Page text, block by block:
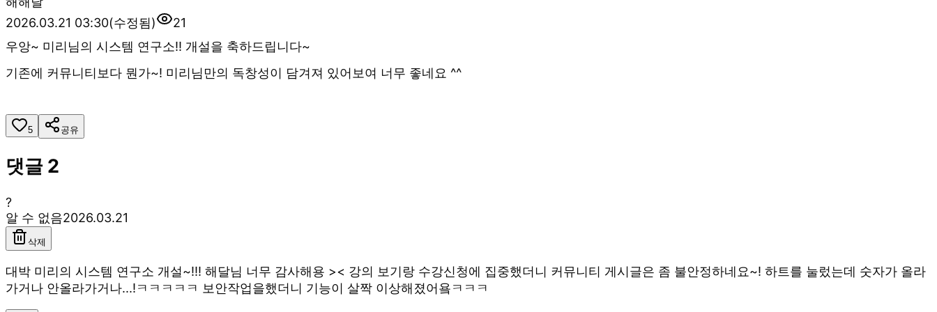
2026.03.21 03:30(수정됨)
21
우앙~ 미리님의 시스템 연구소!! 개설을 축하드립니다~
기존에 커뮤니티보다 뭔가~! 미리님만의 독창성이 담겨져 있어보여 너무 좋네요 ^^
5 공유
댓글 2
?
알 수 없음2026.03.21
삭제
대박 미리의 시스템 연구소 개설~!!! 해달님 너무 감사해용 >< 강의 보기랑 수강신청에 집중했더니 커뮤니티 게시글은 좀 불안정하네요~! 하트를 눌렀는데 숫자가 올라
가거나 안올라가거나...!ㅋㅋㅋㅋㅋ 보안작업을했더니 기능이 살짝 이상해졌어욬ㅋㅋㅋ